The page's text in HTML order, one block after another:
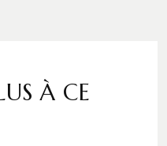
À CE